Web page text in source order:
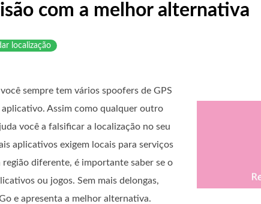
com a melhor alternativa
localização
sempre tem vários spoofers de GPS
aplicativo. Assim como qualquer outro
você a falsificar a localização no seu
aplicativos exigem locais para serviços
diferente, é importante saber se o
ou jogos. Sem mais delongas,
e apresenta a melhor alternativa.